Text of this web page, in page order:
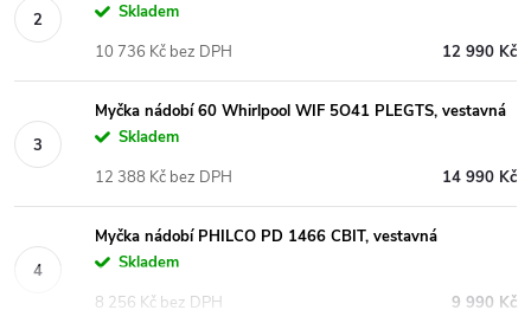
Skladem
12 990 Kč
10 736 Kč bez DPH
Myčka nádobí 60 Whirlpool WIF 5O41 PLEGTS, vestavná
Skladem
14 990 Kč
12 388 Kč bez DPH
Myčka nádobí PHILCO PD 1466 CBIT, vestavná
Skladem
9 990 Kč
8 256 Kč bez DPH